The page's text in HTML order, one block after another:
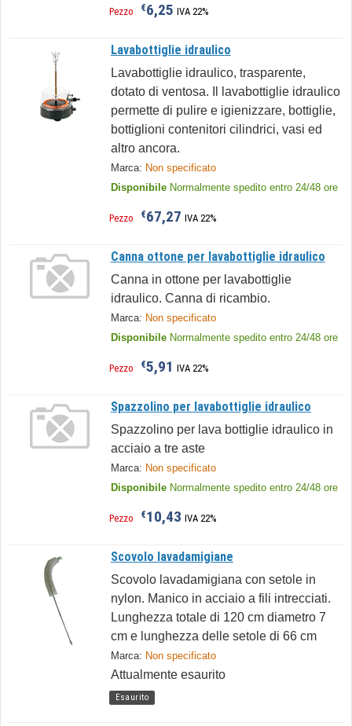
Pezzo €6,25 IVA 22%
Lavabottiglie idraulico
Lavabottiglie idraulico, trasparente,
dotato di ventosa. Il lavabottiglie idraulico
permette di pulire e igienizzare, bottiglie,
bottiglioni contenitori cilindrici, vasi ed
altro ancora.
Marca: Non specificato
Disponibile Normalmente spedito entro 24/48 ore
Pezzo €67,27 IVA 22%
Canna ottone per lavabottiglie idraulico
Canna in ottone per lavabottiglie
idraulico. Canna di ricambio.
Marca: Non specificato
Disponibile Normalmente spedito entro 24/48 ore
Pezzo €5,91 IVA 22%
Spazzolino per lavabottiglie idraulico
Spazzolino per lava bottiglie idraulico in
acciaio a tre aste
Marca: Non specificato
Disponibile Normalmente spedito entro 24/48 ore
Pezzo €10,43 IVA 22%
Scovolo lavadamigiane
Scovolo lavadamigiana con setole in
nylon. Manico in acciaio a fili intrecciati.
Lunghezza totale di 120 cm diametro 7
cm e lunghezza delle setole di 66 cm
Marca: Non specificato
Attualmente esaurito
Esaurito